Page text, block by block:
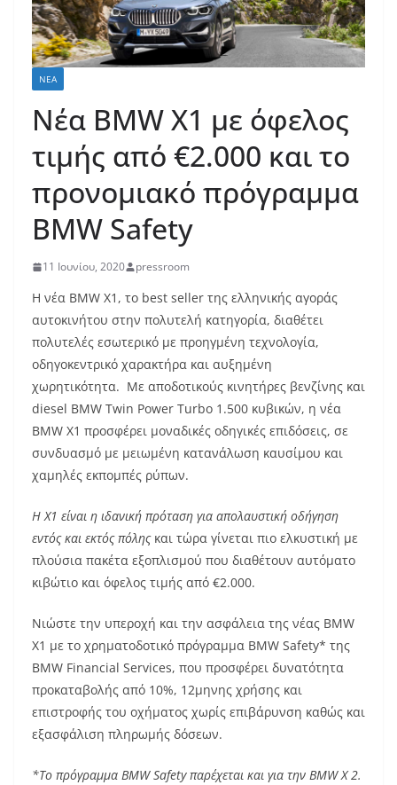
ΝΈΑ
Νέα BMW X1 με όφελος
τιμής από €2.000 και το
προνομιακό πρόγραμμα
BMW Safety
11 Ιουνίου, 2020 pressroom
Η νέα BMW X1, το best seller της ελληνικής αγοράς
αυτοκινήτου στην πολυτελή κατηγορία, διαθέτει
πολυτελές εσωτερικό με προηγμένη τεχνολογία,
οδηγοκεντρικό χαρακτήρα και αυξημένη
χωρητικότητα. Mε αποδοτικούς κινητήρες βενζίνης και
diesel BMW Twin Power Turbo 1.500 κυβικών, η νέα
BMW X1 προσφέρει μοναδικές οδηγικές επιδόσεις, σε
συνδυασμό με μειωμένη κατανάλωση καυσίμου και
χαμηλές εκπομπές ρύπων.
Η X1 είναι η ιδανική πρόταση για απολαυστική οδήγηση
εντός και εκτός πόλης και τώρα γίνεται πιο ελκυστική με
πλούσια πακέτα εξοπλισμού που διαθέτουν αυτόματο
κιβώτιο και όφελος τιμής από €2.000.
Νιώστε την υπεροχή και την ασφάλεια της νέας BMW
X1 με το χρηματοδοτικό πρόγραμμα BMW Safety* της
BMW Financial Services, που προσφέρει δυνατότητα
προκαταβολής από 10%, 12μηνης χρήσης και
επιστροφής του οχήματος χωρίς επιβάρυνση καθώς και
εξασφάλιση πληρωμής δόσεων.
*Το πρόγραμμα BMW Safety παρέχεται και για την BMW X 2.